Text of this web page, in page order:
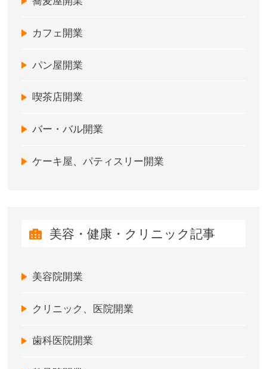
カフェ開業
パン屋開業
喫茶店開業
バー・バル開業
ケーキ屋、パティスリー開業
美容・健康・クリニック記事
美容院開業
クリニック、医院開業
歯科医院開業